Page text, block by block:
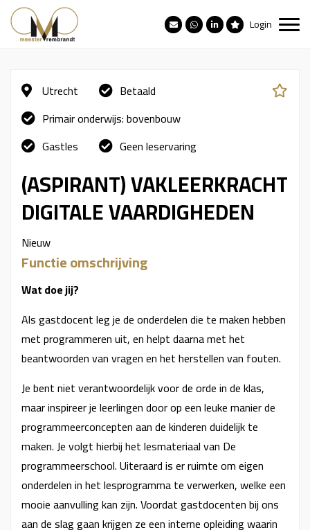
Login
Utrecht
Betaald
Primair onderwijs: bovenbouw
Gastles
Geen leservaring
(ASPIRANT) VAKLEERKRACHT
DIGITALE VAARDIGHEDEN
Nieuw
Functie omschrijving
Wat doe jij?
Als gastdocent leg je de onderdelen die te maken hebben
met programmeren uit, en helpt daarna met het
beantwoorden van vragen en het herstellen van fouten.
Je bent niet verantwoordelijk voor de orde in de klas,
maar inspireer je leerlingen door op een leuke manier de
programmeerconcepten aan de kinderen duidelijk te
maken. Je volgt hierbij het lesmateriaal van De
programmeerschool. Uiteraard is er ruimte om eigen
onderdelen in het lesprogramma te verwerken, welke een
mooie aanvulling kan zijn. Voordat gastdocenten bij ons
aan de slag gaan krijgen ze een interne opleiding waarin